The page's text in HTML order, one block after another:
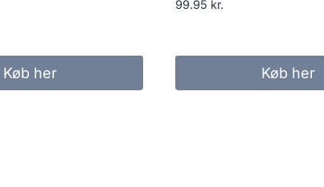
Køb her
99.95 kr.
Køb her